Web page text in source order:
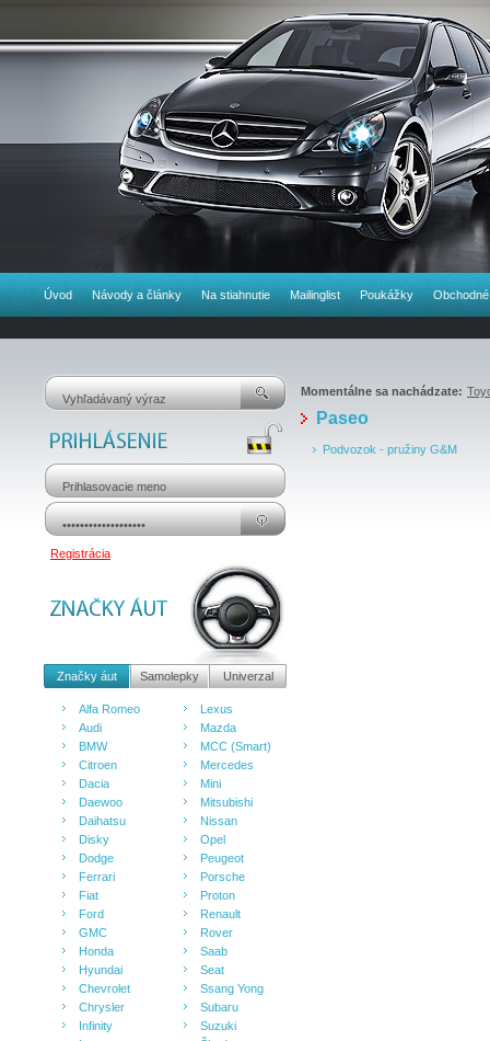
Úvod Návody a články Na stiahnutie Mailinglist Poukážky
Registrácia
Značky áut Samolepky Univerzal
Alfa Romeo
Audi
BMW
Citroen
Dacia
Daewoo
Daihatsu
Disky
Dodge
Ferrari
Fiat
Ford
GMC
Honda
Hyundai
Chevrolet
Chrysler
Infinity
Lexus
Mazda
MCC (Smart)
Mercedes
Mini
Mitsubishi
Nissan
Opel
Peugeot
Porsche
Proton
Renault
Rover
Saab
Seat
Ssang Yong
Subaru
Suzuki
Momentálne sa nachádzate:
Paseo
Podvozok - pružiny G&M